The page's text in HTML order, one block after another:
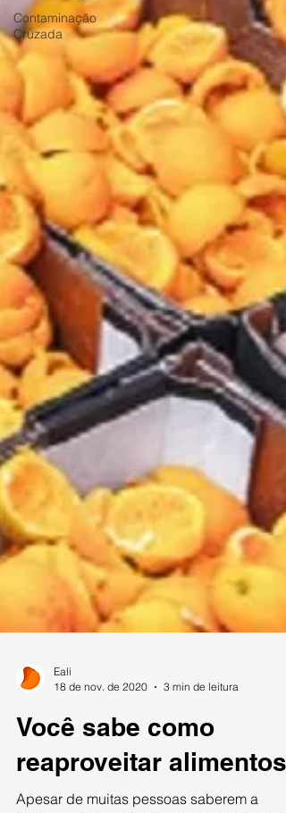
Contaminação
Cruzada
18 de nov. de 2020
3 min de leitura
Você sabe como
reaproveitar